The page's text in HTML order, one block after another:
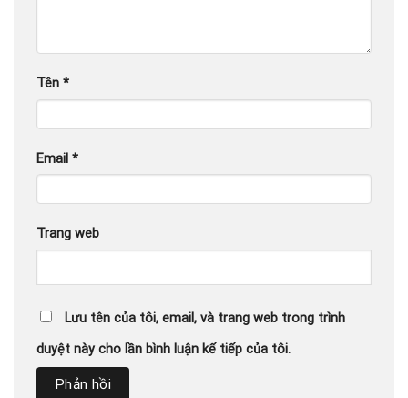
Tên *
Email *
Trang web
Lưu tên của tôi, email, và trang web trong trình
duyệt này cho lần bình luận kế tiếp của tôi.